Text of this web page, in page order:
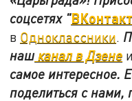
соцсетях "
в Одноклассники
нашканал в Дзене и
самое интересное.
поделиться с нами,